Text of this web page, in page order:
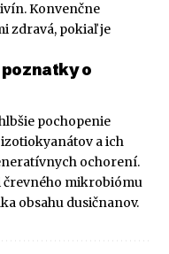
Konvenčne
zdravá, pokiaľ je
o
pochopenie
a ich
ochorení.
črevného mikrobiómu
obsahu dusičnanov.